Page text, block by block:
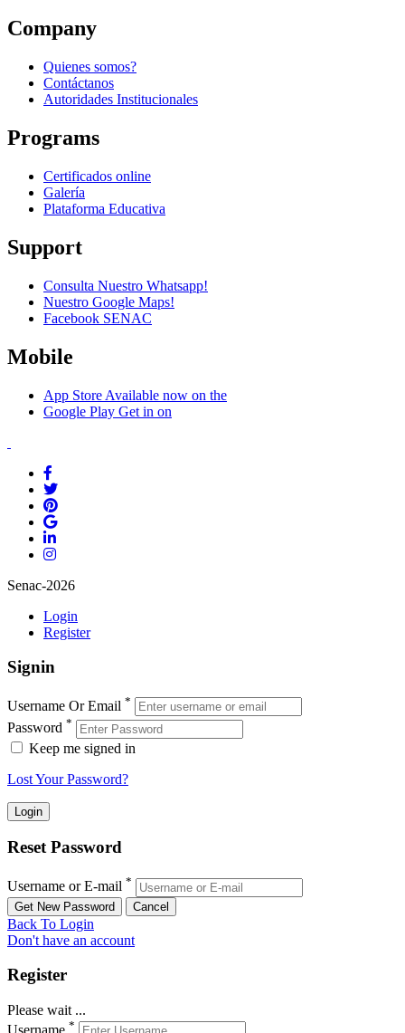
Company
Quienes somos?
Contáctanos
Autoridades Institucionales
Programs
Certificados online
Galería
Plataforma Educativa
Support
Consulta Nuestro Whatsapp!
Nuestro Google Maps!
Facebook SENAC
Mobile
App Store Available now on the
Google Play Get in on
Senac-2026
Login
Register
Signin
Username Or Email *
Password *
Keep me signed in
Lost Your Password?
Reset Password
Username or E-mail *
Back To Login
Don't have an account
Register
Please wait ...
*